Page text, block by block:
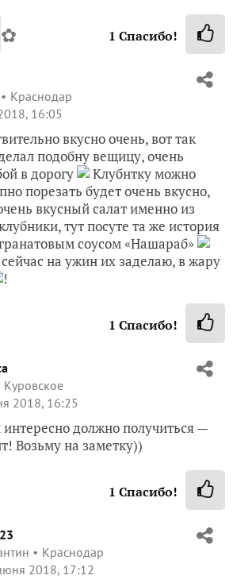
✿ 1 Спасибо!
Краснодар
16:05
вкусно очень, вот так
подобну вещицу, очень
в дорогу
Клубнтку можно
порезать будет очень вкусно,
вкусный салат именно из
тут посуте та же история
соусом «Нашараб»
на ужин их заделаю, в жару
!
1 Спасибо!
Куровское
2018, 16:25
должно получиться —
Возьму на заметку))
1 Спасибо!
Краснодар
2018, 17:12